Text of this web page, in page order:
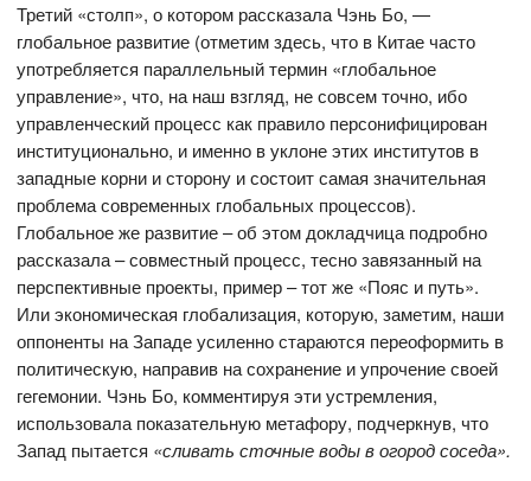
Третий «столп», о котором рассказала Чэнь Бо, —
глобальное развитие (отметим здесь, что в Китае часто
употребляется параллельный термин «глобальное
управление», что, на наш взгляд, не совсем точно, ибо
управленческий процесс как правило персонифицирован
институционально, и именно в уклоне этих институтов в
западные корни и сторону и состоит самая значительная
проблема современных глобальных процессов).
Глобальное же развитие – об этом докладчица подробно
рассказала – совместный процесс, тесно завязанный на
перспективные проекты, пример – тот же «Пояс и путь».
Или экономическая глобализация, которую, заметим, наши
оппоненты на Западе усиленно стараются переоформить в
политическую, направив на сохранение и упрочение своей
гегемонии. Чэнь Бо, комментируя эти устремления,
использовала показательную метафору, подчеркнув, что
Запад пытается «сливать сточные воды в огород соседа».